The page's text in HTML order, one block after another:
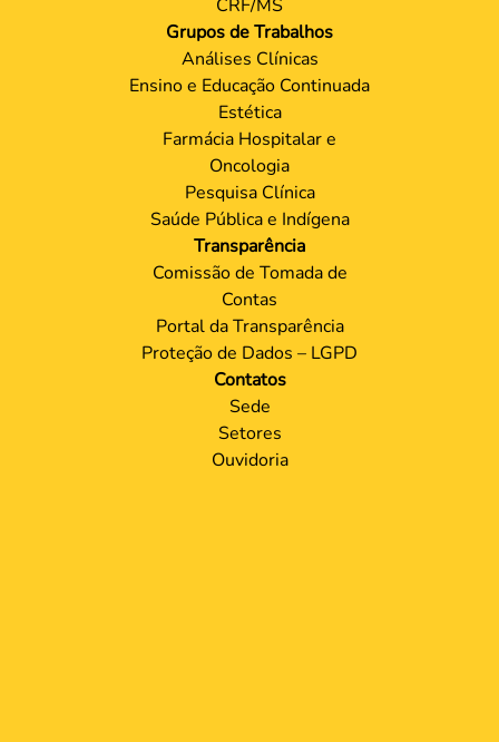
CRF/MS
Grupos de Trabalhos
Análises Clínicas
Ensino e Educação Continuada
Estética
Farmácia Hospitalar e
Oncologia
Pesquisa Clínica
Saúde Pública e Indígena
Transparência
Comissão de Tomada de
Contas
Portal da Transparência
Proteção de Dados – LGPD
Contatos
Sede
Setores
Ouvidoria